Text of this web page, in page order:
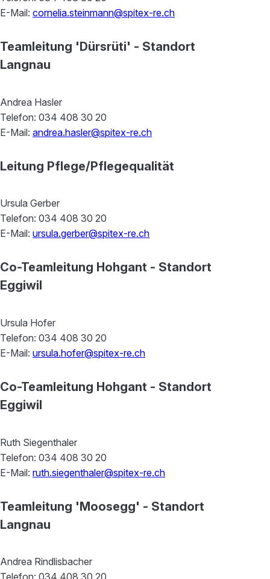
E-Mail: cornelia.steinmann@spitex-re.ch
Teamleitung 'Dürsrüti' - Standort
Langnau
Andrea Hasler
Telefon: 034 408 30 20
E-Mail: andrea.hasler@spitex-re.ch
Leitung Pflege/Pflegequalität
Ursula Gerber
Telefon: 034 408 30 20
E-Mail: ursula.gerber@spitex-re.ch
Co-Teamleitung Hohgant - Standort
Eggiwil
Ursula Hofer
Telefon: 034 408 30 20
E-Mail: ursula.hofer@spitex-re.ch
Co-Teamleitung Hohgant - Standort
Eggiwil
Ruth Siegenthaler
Telefon: 034 408 30 20
E-Mail: ruth.siegenthaler@spitex-re.ch
Teamleitung 'Moosegg' - Standort
Langnau
Andrea Rindlisbacher